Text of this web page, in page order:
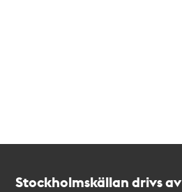
Stockholmskällan drivs av